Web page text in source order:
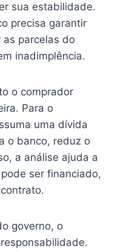
sua estabilidade.
precisa garantir
as parcelas do
inadimplência.
o comprador
Para o
uma dívida
o banco, reduz o
a análise ajuda a
ser financiado,
governo, o